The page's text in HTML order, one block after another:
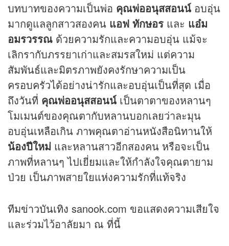
บทบาทของความเป็นพ่อ คุณพ่ออนุสสอนน์ อบอุ่น
มากดูแลลูกสาวสองคน แอฟ ทักษอร และ แอ๋ม
อมรวรรณ ด้วยความรักและความอบอุ่น แม้จะ
เลิกรากับภรรยาเก่าและสมรสใหม่ แต่ความ
สัมพันธ์และมิตรภาพยังคงรักษาความเป็น
ครอบครัวได้อย่างน่ารักและอบอุ่นเป็นที่สุด เมื่อ
ถึงวันที่ คุณพ่ออนุสสอนน์ เป็นตาตาของหลานๆ
โมเมนต์ของคุณตากับหลานบอกเลยว่าละมุน
อบอุ่นเหลือเกิน ภาพคุณตาอ่านหนังสือนิทานให้
น้องปีใหม่ และหลานสาวอีกสองคน หรือจะเป็น
ภาพที่หลานๆ ไปเยี่ยมและให้กำลังใจคุณตายาม
ป่วย เป็นภาพสายใยแห่งความรักที่แท้จริง
ทีมข่าวบันเทิง sanook.com ขอแสดงความเสียใจ
และร่วมไว้อาลัยมา ณ ที่นี้